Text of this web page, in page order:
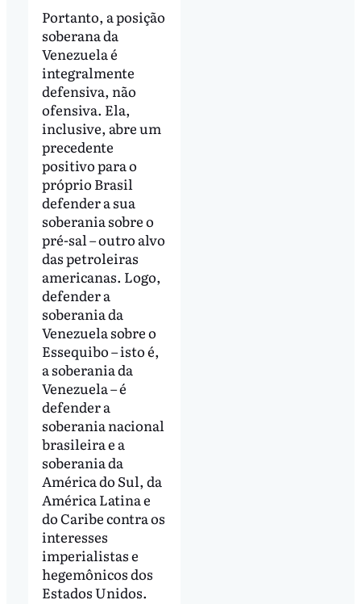
Portanto, a posição
soberana da
Venezuela é
integralmente
defensiva, não
ofensiva. Ela,
inclusive, abre um
precedente
positivo para o
próprio Brasil
defender a sua
soberania sobre o
pré-sal – outro alvo
das petroleiras
americanas. Logo,
defender a
soberania da
Venezuela sobre o
Essequibo – isto é,
a soberania da
Venezuela – é
defender a
soberania nacional
brasileira e a
soberania da
América do Sul, da
América Latina e
do Caribe contra os
interesses
imperialistas e
hegemônicos dos
Estados Unidos.